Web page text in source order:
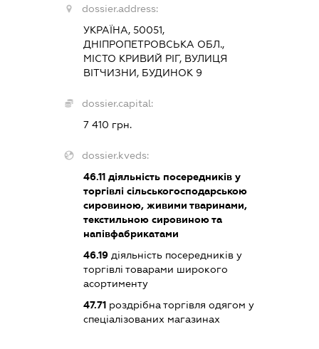
dossier.address:
УКРАЇНА, 50051,
ДНІПРОПЕТРОВСЬКА ОБЛ.,
МІСТО КРИВИЙ РІГ, ВУЛИЦЯ
ВІТЧИЗНИ, БУДИНОК 9
dossier.capital:
7 410 грн.
dossier.kveds:
46.11 діяльність посередників у
торгівлі сільськогосподарською
сировиною, живими тваринами,
текстильною сировиною та
напівфабрикатами
46.19 діяльність посередників у
торгівлі товарами широкого
асортименту
47.71 роздрібна торгівля одягом у
спеціалізованих магазинах